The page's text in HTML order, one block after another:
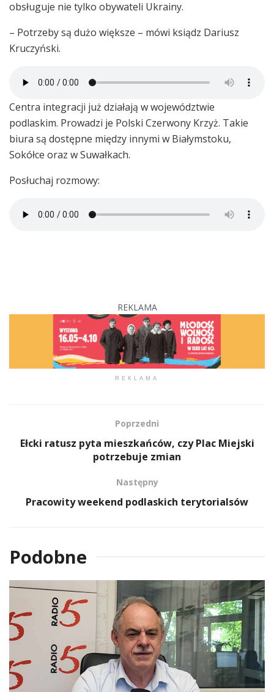
obsługuje nie tylko obywateli Ukrainy.
– Potrzeby są dużo większe – mówi ksiądz Dariusz
Kruczyński.
Centra integracji już działają w województwie
podlaskim. Prowadzi je Polski Czerwony Krzyż. Takie
biura są dostępne między innymi w Białymstoku,
Sokółce oraz w Suwałkach.
Posłuchaj rozmowy:
REKLAMA
REKLAMA
Poprzedni
Ełcki ratusz pyta mieszkańców, czy Plac Miejski
potrzebuje zmian
Następny
Pracowity weekend podlaskich terytorialsów
Podobne